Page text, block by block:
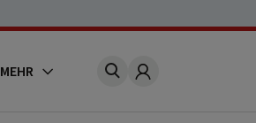
MEHR Account